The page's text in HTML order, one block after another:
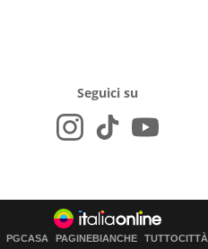
Seguici su
PGCASA PAGINEBIANCHE TUTTOCITTÀ